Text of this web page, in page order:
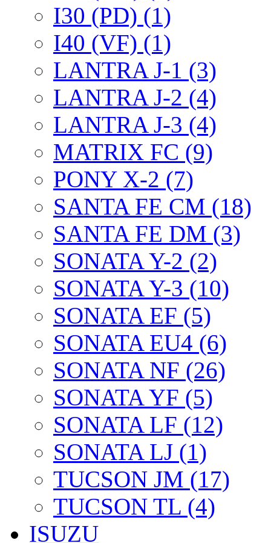
I30 (PD) (1)
I40 (VF) (1)
LANTRA J-1 (3)
LANTRA J-2 (4)
LANTRA J-3 (4)
MATRIX FC (9)
PONY X-2 (7)
SANTA FE CM (18)
SANTA FE DM (3)
SONATA Y-2 (2)
SONATA Y-3 (10)
SONATA EF (5)
SONATA EU4 (6)
SONATA NF (26)
SONATA YF (5)
SONATA LF (12)
SONATA LJ (1)
TUCSON JM (17)
TUCSON TL (4)
ISUZU